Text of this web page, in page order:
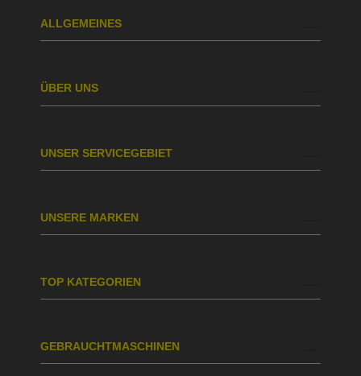
ALLGEMEINES
ÜBER UNS
UNSER SERVICEGEBIET
UNSERE MARKEN
TOP KATEGORIEN
GEBRAUCHTMASCHINEN